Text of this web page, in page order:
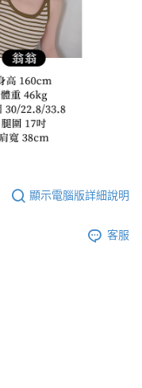
顯示電腦版詳細說明
客服